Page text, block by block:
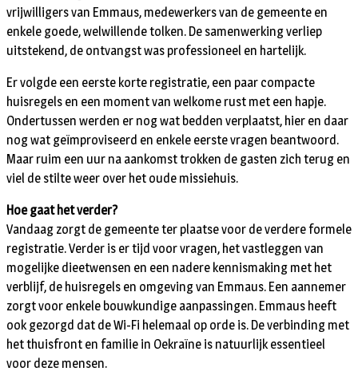
vrijwilligers van Emmaus, medewerkers van de gemeente en
enkele goede, welwillende tolken. De samenwerking verliep
uitstekend, de ontvangst was professioneel en hartelijk.
Er volgde een eerste korte registratie, een paar compacte
huisregels en een moment van welkome rust met een hapje.
Ondertussen werden er nog wat bedden verplaatst, hier en daar
nog wat geïmproviseerd en enkele eerste vragen beantwoord.
Maar ruim een uur na aankomst trokken de gasten zich terug en
viel de stilte weer over het oude missiehuis.
Hoe gaat het verder?
Vandaag zorgt de gemeente ter plaatse voor de verdere formele
registratie. Verder is er tijd voor vragen, het vastleggen van
mogelijke dieetwensen en een nadere kennismaking met het
verblijf, de huisregels en omgeving van Emmaus. Een aannemer
zorgt voor enkele bouwkundige aanpassingen. Emmaus heeft
ook gezorgd dat de Wi-Fi helemaal op orde is. De verbinding met
het thuisfront en familie in Oekraïne is natuurlijk essentieel
voor deze mensen.